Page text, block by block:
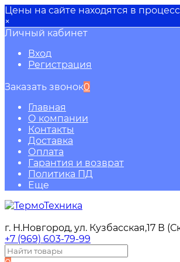
Цены на сайте находятся в
×
Личный кабинет
Вход
Регистрация
Заказать звонок0
Главная
О компании
Контакты
Доставка
Оплата
Гарантия и возврат
Политика ПД
Еще
г. Н.Новгород, ул. Кузбасская,17 В
+7 (969) 603-79-99